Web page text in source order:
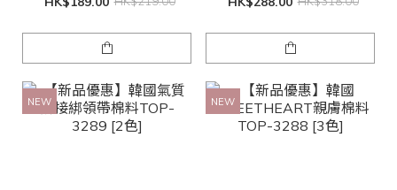
NEW NEW